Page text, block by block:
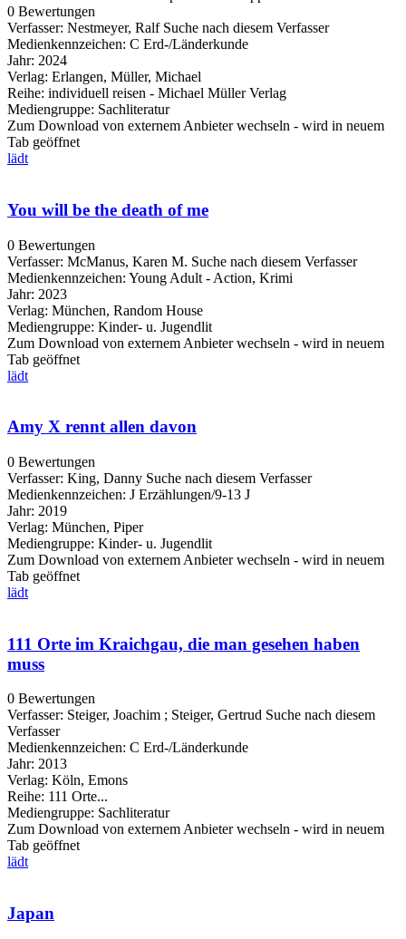
0 Bewertungen
Verfasser: Nestmeyer, Ralf Suche nach diesem Verfasser
Medienkennzeichen: C Erd-/Länderkunde
Jahr: 2024
Verlag: Erlangen, Müller, Michael
Reihe: individuell reisen - Michael Müller Verlag
Mediengruppe: Sachliteratur
Zum Download von externem Anbieter wechseln - wird in neuem
Tab geöffnet
lädt
You will be the death of me
0 Bewertungen
Verfasser: McManus, Karen M. Suche nach diesem Verfasser
Medienkennzeichen: Young Adult - Action, Krimi
Jahr: 2023
Verlag: München, Random House
Mediengruppe: Kinder- u. Jugendlit
Zum Download von externem Anbieter wechseln - wird in neuem
Tab geöffnet
lädt
Amy X rennt allen davon
0 Bewertungen
Verfasser: King, Danny Suche nach diesem Verfasser
Medienkennzeichen: J Erzählungen/9-13 J
Jahr: 2019
Verlag: München, Piper
Mediengruppe: Kinder- u. Jugendlit
Zum Download von externem Anbieter wechseln - wird in neuem
Tab geöffnet
lädt
111 Orte im Kraichgau, die man gesehen haben
muss
0 Bewertungen
Verfasser: Steiger, Joachim ; Steiger, Gertrud Suche nach diesem
Verfasser
Medienkennzeichen: C Erd-/Länderkunde
Jahr: 2013
Verlag: Köln, Emons
Reihe: 111 Orte...
Mediengruppe: Sachliteratur
Zum Download von externem Anbieter wechseln - wird in neuem
Tab geöffnet
lädt
Japan